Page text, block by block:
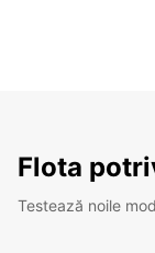
Flota
Testează noile